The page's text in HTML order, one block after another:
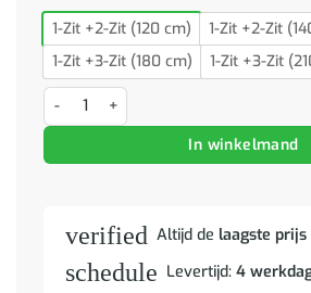
1-Zit +2-Zit (120 cm)
1-Zit +2-Zit
1-Zit +3-Zit (180 cm)
1-Zit +3-Zit
Bank 120cm 2 pcs Blauw Metaal aantal
In winkelmand
verified Altijd de laagste prijs
schedule Levertijd: 4